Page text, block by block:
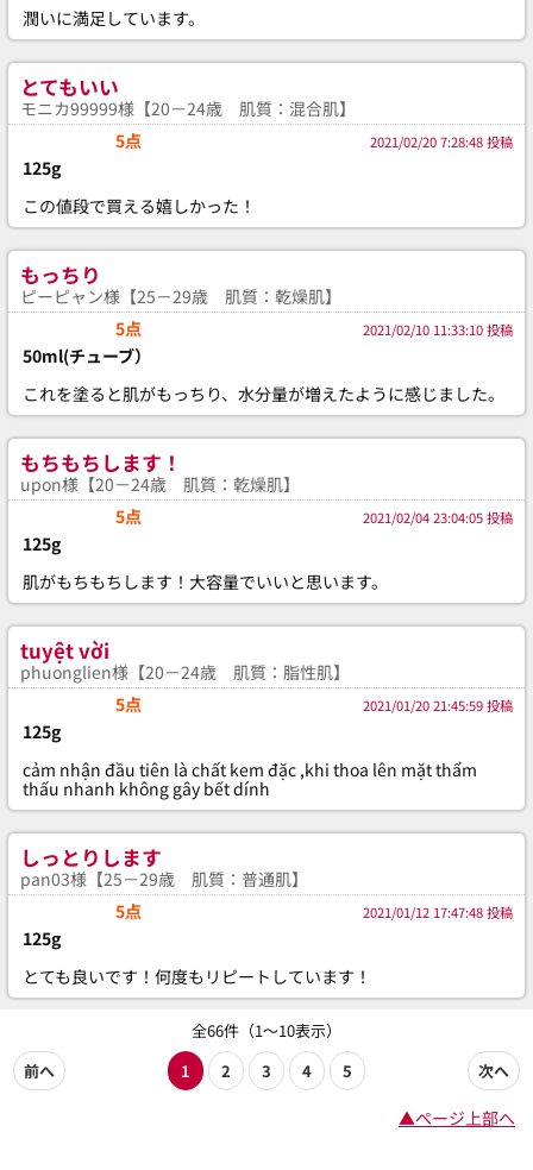
潤いに満足しています。
とてもいい
モニカ99999様【20－24歳 肌質：混合肌】
5点
2021/02/20 7:28:48 投稿
125g
この値段で買える嬉しかった！
もっちり
ピーピャン様【25－29歳 肌質：乾燥肌】
5点
2021/02/10 11:33:10 投稿
50ml(チューブ）
これを塗ると肌がもっちり、水分量が増えたように感じました。
もちもちします！
upon様【20－24歳 肌質：乾燥肌】
5点
2021/02/04 23:04:05 投稿
125g
肌がもちもちします！大容量でいいと思います。
tuyệt vời
phuonglien様【20－24歳 肌質：脂性肌】
5点
2021/01/20 21:45:59 投稿
125g
cảm nhận đầu tiên là chất kem đặc ,khi thoa lên mặt thẩm
thấu nhanh không gây bết dính
しっとりします
pan03様【25－29歳 肌質：普通肌】
5点
2021/01/12 17:47:48 投稿
125g
とても良いです！何度もリピートしています！
全66件（1～10表示）
前へ
1 2 3 4 5 次へ
▲ページ上部へ